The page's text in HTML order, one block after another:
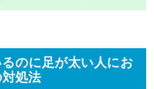
のに足が太い人にお
処法